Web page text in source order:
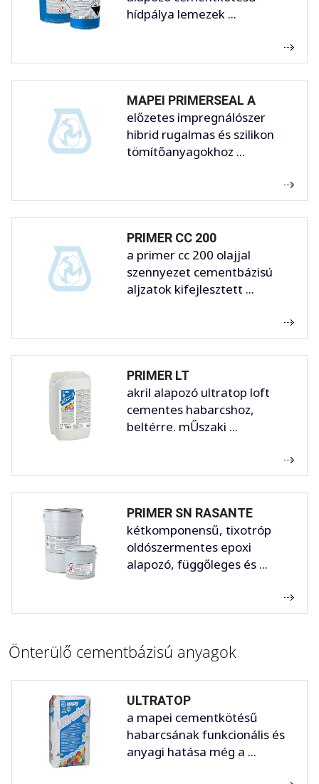
hídpálya lemezek ...
MAPEI PRIMERSEAL A
előzetes impregnálószer
hibrid rugalmas és szilikon
tömítőanyagokhoz ...
PRIMER CC 200
a primer cc 200 olajjal
szennyezet cementbázisú
aljzatok kifejlesztett ...
PRIMER LT
akril alapozó ultratop loft
cementes habarcshoz,
beltérre. mŰszaki ...
PRIMER SN RASANTE
kétkomponensű, tixotróp
oldószermentes epoxi
alapozó, függőleges és ...
Önterülő cementbázisú anyagok
ULTRATOP
a mapei cementkötésű
habarcsának funkcionális és
anyagi hatása még a ...